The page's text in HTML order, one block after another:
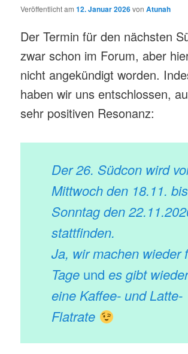
Veröffentlicht am12. Januar 2026vonAtunah
Der Termin für den nächsten
zwar schon im Forum, aber
nicht angekündigt worden.
haben wir uns entschlossen,
sehr positiven Resonanz:
Der 26. Südcon wird
Mittwochden 18.11. bis
Sonntag den
stattfinden.
Ja, wir machen wieder
Tage undes gibt
eine Kaffee- und Latte-
Flatrate